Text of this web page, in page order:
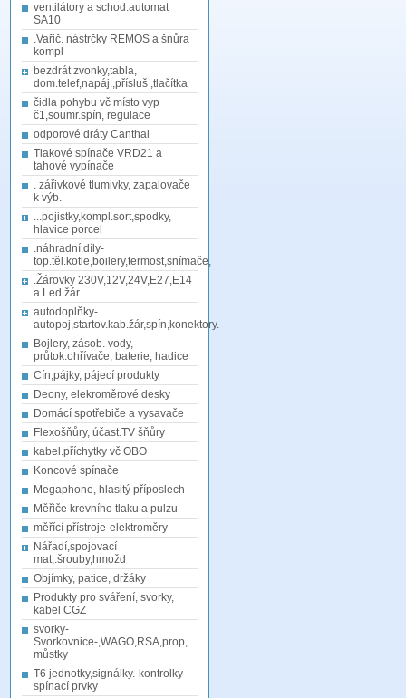
ventilátory a schod.automat
SA10
.Vařič. nástrčky REMOS a šnůra
kompl
bezdrát zvonky,tabla,
dom.telef,napáj.,přísluš ,tlačítka
čidla pohybu vč místo vyp
č1,soumr.spín, regulace
odporové dráty Canthal
Tlakové spínače VRD21 a
tahové vypínače
. zářivkové tlumivky, zapalovače
k výb.
...pojistky,kompl.sort,spodky,
hlavice porcel
.náhradní.díly-
top.těl.kotle,boilery,termost,snímače,
.Žárovky 230V,12V,24V,E27,E14
a Led žár.
autodoplňky-
autopoj,startov.kab.žár,spín,konektory.
Bojlery, zásob. vody,
průtok.ohřívače, baterie, hadice
Cín,pájky, pájecí produkty
Deony, elekroměrové desky
Domácí spotřebiče a vysavače
Flexošňůry, účast.TV šňůry
kabel.příchytky vč OBO
Koncové spínače
Megaphone, hlasitý příposlech
Měřiče krevního tlaku a pulzu
měřící přístroje-elektroměry
Nářadí,spojovací
mat,.šrouby,hmožd
Objímky, patice, držáky
Produkty pro sváření, svorky,
kabel CGZ
svorky-
Svorkovnice-,WAGO,RSA,prop,
můstky
T6 jednotky,signálky.-kontrolky
spínací prvky